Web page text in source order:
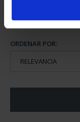
ORDENAR POR: